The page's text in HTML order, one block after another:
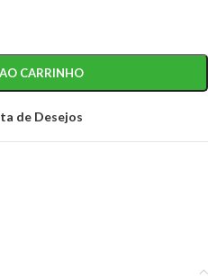
CARRINHO
de Desejos